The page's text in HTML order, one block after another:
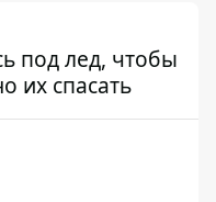
под лед, чтобы
их спасать